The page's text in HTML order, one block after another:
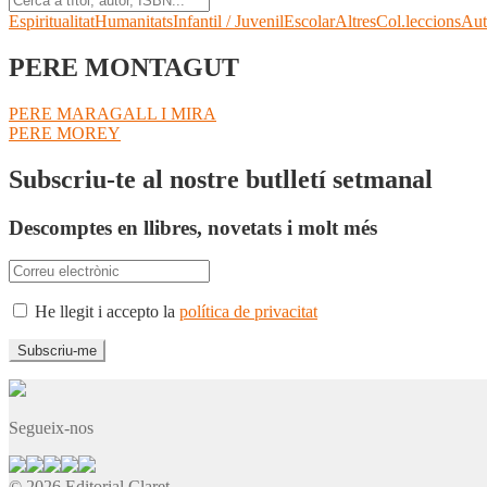
EspiritualitatHumanitatsInfantil / JuvenilEscolarAltresCol.leccions
PERE MONTAGUT
Navegació
d'entrades
Entrada
anterior:
PERE MARAGALL I MIRA
Pròxima
PERE MOREY
Subscriu-te al nostre butlletí setmanal
Descomptes en llibres, novetats i molt més
He llegit i accepto la política de privacitat
Segueix-nos